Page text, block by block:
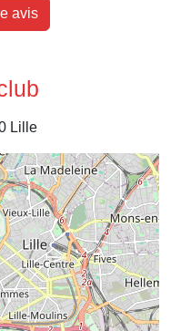
avis
Lille